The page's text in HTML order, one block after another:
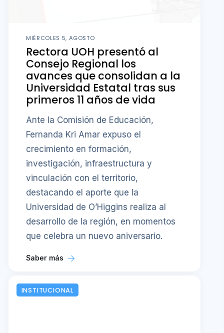
MIÉRCOLES 5, AGOSTO
Rectora UOH presentó al
Consejo Regional los
avances que consolidan a la
Universidad Estatal tras sus
primeros 11 años de vida
Ante la Comisión de Educación,
Fernanda Kri Amar expuso el
crecimiento en formación,
investigación, infraestructura y
vinculación con el territorio,
destacando el aporte que la
Universidad de O’Higgins realiza al
desarrollo de la región, en momentos
que celebra un nuevo aniversario.
Saber más
INSTITUCIONAL